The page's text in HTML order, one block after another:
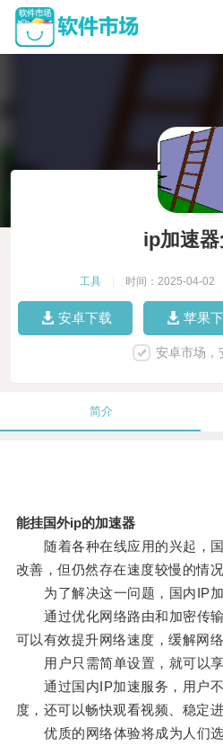
ip加速
工具 时间：2025-04-02
安卓下载 苹果
安卓市场，
简介
能挂国外ip的加速器
随着各种在线应用的兴起，国
改善，但仍然存在速度较慢的情况
为了解决这一问题，国内IP加
通过优化网络路由和加密传输
可以有效提升网络速度，缓解网络
用户只需简单设置，就可以享
通过国内IP加速服务，用户不
度，还可以畅快观看视频、稳定
优质的网络体验将成为人们选